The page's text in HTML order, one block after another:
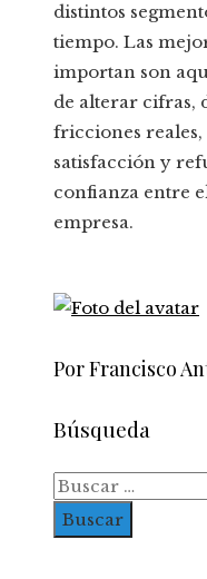
distintos
tiempo. Las
importan son
de alterar cifras,
fricciones reales,
satisfacción y
confianza entre
empresa.
Por Francisco
Búsqueda
Buscar: